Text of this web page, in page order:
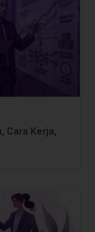
Cara Kerja,